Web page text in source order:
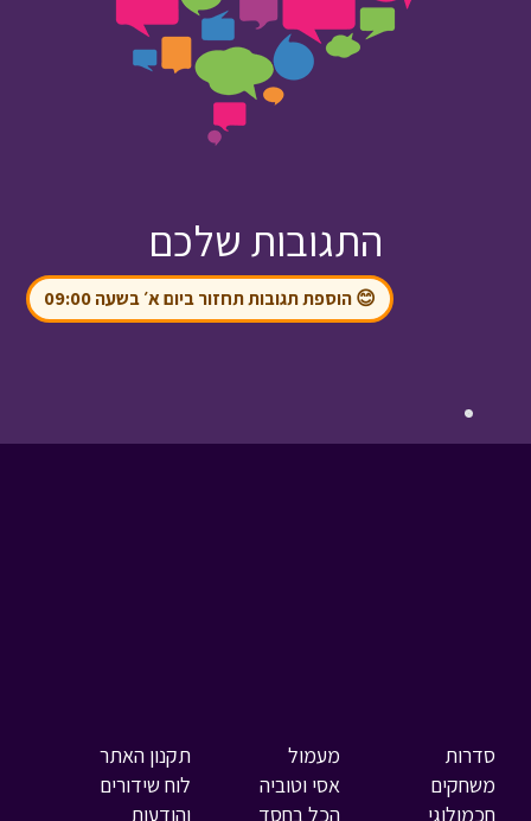
התגובות שלכם
😊 הוספת תגובות תחזור ביום א׳ בשעה 09:00
סדרות
משחקים
חכמולוגי
מעמול
אסי וטוביה
הכל בחסד
תקנון האתר
לוח שידורים
והודעות